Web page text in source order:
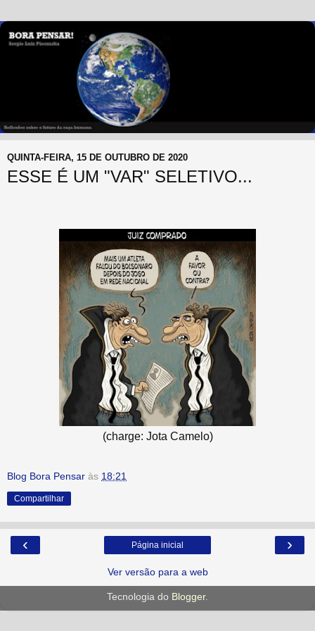
QUINTA-FEIRA, 15 DE OUTUBRO DE 2020
ESSE É UM "VAR" SELETIVO...
(charge: Jota Camelo)
Blog Bora Pensar às 18:21
Compartilhar
‹ ›
Página inicial
Ver versão para a web
Tecnologia do Blogger.